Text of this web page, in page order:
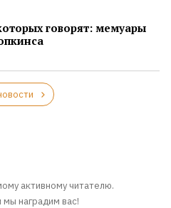
говорят: мемуары
активному читателю.
наградим вас!